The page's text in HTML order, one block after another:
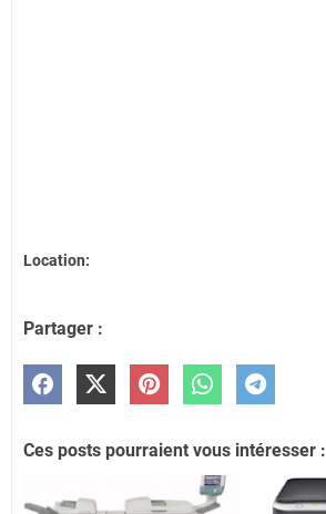
Location:
Partager :
Ces posts pourraient vous intéresser :